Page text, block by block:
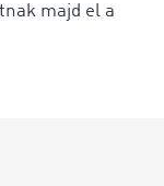
majd el a